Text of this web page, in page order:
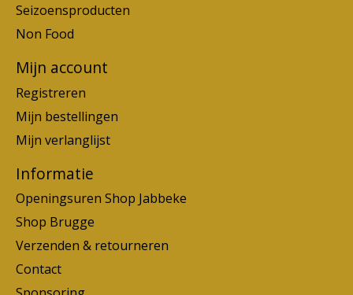
Seizoensproducten
Non Food
Mijn account
Registreren
Mijn bestellingen
Mijn verlanglijst
Informatie
Openingsuren Shop Jabbeke
Shop Brugge
Verzenden & retourneren
Contact